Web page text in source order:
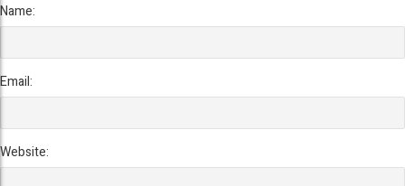
Name:
Email:
Website: